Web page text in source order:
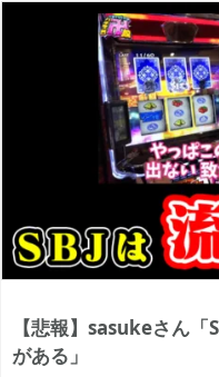
【悲報】sasukeさん
がある」